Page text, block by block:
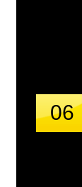
06